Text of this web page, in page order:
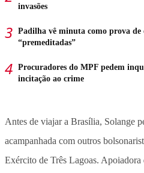
invasões
Padilha vê minuta como prova de
“premeditadas”
Procuradores do MPF pedem
incitação ao crime
Antes de viajar a Brasília, Solange
acampanhada com outros
Exército de Três Lagoas. Apoiadora